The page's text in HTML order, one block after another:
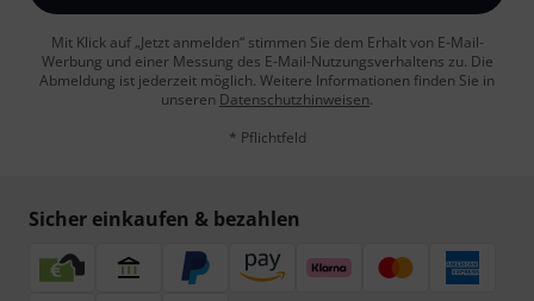
Mit Klick auf „Jetzt anmelden“ stimmen Sie dem Erhalt von E-Mail-
Werbung und einer Messung des E-Mail-Nutzungsverhaltens zu. Die
Abmeldung ist jederzeit möglich. Weitere Informationen finden Sie in
unseren Datenschutzhinweisen.
* Pflichtfeld
Sicher einkaufen & bezahlen